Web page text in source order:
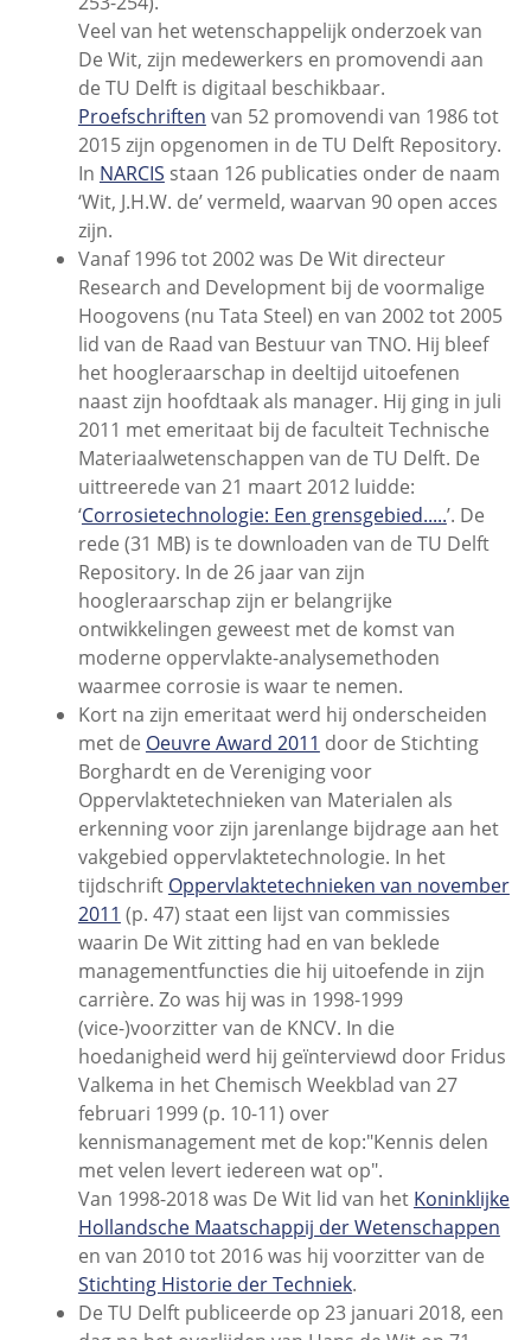
Veel van het wetenschappelijk onderzoek van
De Wit, zijn medewerkers en promovendi aan
de TU Delft is digitaal beschikbaar.
Proefschriften van 52 promovendi van 1986 tot
2015 zijn opgenomen in de TU Delft Repository.
In NARCIS staan 126 publicaties onder de naam
‘Wit, J.H.W. de’ vermeld, waarvan 90 open acces
zijn.
Vanaf 1996 tot 2002 was De Wit directeur
Research and Development bij de voormalige
Hoogovens (nu Tata Steel) en van 2002 tot 2005
lid van de Raad van Bestuur van TNO. Hij bleef
het hoogleraarschap in deeltijd uitoefenen
naast zijn hoofdtaak als manager. Hij ging in juli
2011 met emeritaat bij de faculteit Technische
Materiaalwetenschappen van de TU Delft. De
uittreerede van 21 maart 2012 luidde:
‘Corrosietechnologie: Een grensgebied.....’. De
rede (31 MB) is te downloaden van de TU Delft
Repository. In de 26 jaar van zijn
hoogleraarschap zijn er belangrijke
ontwikkelingen geweest met de komst van
moderne oppervlakte-analysemethoden
waarmee corrosie is waar te nemen.
Kort na zijn emeritaat werd hij onderscheiden
met de Oeuvre Award 2011 door de Stichting
Borghardt en de Vereniging voor
Oppervlaktetechnieken van Materialen als
erkenning voor zijn jarenlange bijdrage aan het
vakgebied oppervlaktetechnologie. In het
tijdschrift Oppervlaktetechnieken van november
2011 (p. 47) staat een lijst van commissies
waarin De Wit zitting had en van beklede
managementfuncties die hij uitoefende in zijn
carrière. Zo was hij was in 1998-1999
(vice-)voorzitter van de KNCV. In die
hoedanigheid werd hij geïnterviewd door Fridus
Valkema in het Chemisch Weekblad van 27
februari 1999 (p. 10-11) over
kennismanagement met de kop:"Kennis delen
met velen levert iedereen wat op".
Van 1998-2018 was De Wit lid van het Koninklijke
Hollandsche Maatschappij der Wetenschappen
en van 2010 tot 2016 was hij voorzitter van de
Stichting Historie der Techniek.
De TU Delft publiceerde op 23 januari 2018, een